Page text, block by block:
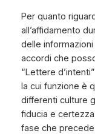
Per quanto
all’affidamento
delle
accordi che
“Lettere d’intenti
la cui funzione è
differenti culture
fiducia e
fase che precede